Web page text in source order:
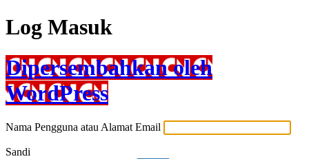
Log Masuk
Dipersembahkan oleh
WordPress
Nama Pengguna atau Alamat Email
Sandi